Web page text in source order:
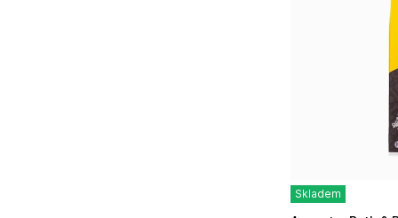
Skladem